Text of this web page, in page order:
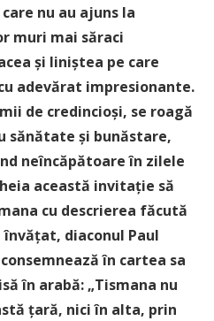
nu au ajuns la
muri mai săraci
și liniștea pe care
adevărat impresionante.
de credincioși, se roagă
sănătate și bunăstare,
neîncăpătoare în zilele
această invitație să
cu descrierea făcută
diaconul Paul
în cartea sa
în arabă: „Tismana nu
țară, nici în alta, prin